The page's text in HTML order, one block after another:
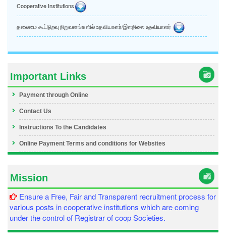
Cooperative Institutions
தலைமை கூட்டுறவு நிறுவனங்களில் உதவியாளர்/இளநிலை உதவியாளர்
Important Links
Payment through Online
Contact Us
Instructions To the Candidates
Online Payment Terms and conditions for Websites
Mission
Ensure a Free, Fair and Transparent recruitment process for
various posts in cooperative institutions which are coming
under the control of Registrar of coop Societies.